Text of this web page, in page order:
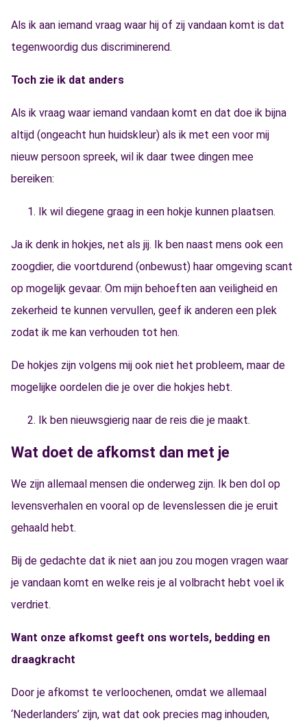
Als ik aan iemand vraag waar hij of zij vandaan komt is dat
tegenwoordig dus discriminerend.
Toch zie ik dat anders
Als ik vraag waar iemand vandaan komt en dat doe ik bijna
altijd (ongeacht hun huidskleur) als ik met een voor mij
nieuw persoon spreek, wil ik daar twee dingen mee
bereiken:
Ik wil diegene graag in een hokje kunnen plaatsen.
Ja ik denk in hokjes, net als jij. Ik ben naast mens ook een
zoogdier, die voortdurend (onbewust) haar omgeving scant
op mogelijk gevaar. Om mijn behoeften aan veiligheid en
zekerheid te kunnen vervullen, geef ik anderen een plek
zodat ik me kan verhouden tot hen.
De hokjes zijn volgens mij ook niet het probleem, maar de
mogelijke oordelen die je over die hokjes hebt.
Ik ben nieuwsgierig naar de reis die je maakt.
Wat doet de afkomst dan met je
We zijn allemaal mensen die onderweg zijn. Ik ben dol op
levensverhalen en vooral op de levenslessen die je eruit
gehaald hebt.
Bij de gedachte dat ik niet aan jou zou mogen vragen waar
je vandaan komt en welke reis je al volbracht hebt voel ik
verdriet.
Want onze afkomst geeft ons wortels, bedding en
draagkracht
Door je afkomst te verloochenen, omdat we allemaal
‘Nederlanders’ zijn, wat dat ook precies mag inhouden,